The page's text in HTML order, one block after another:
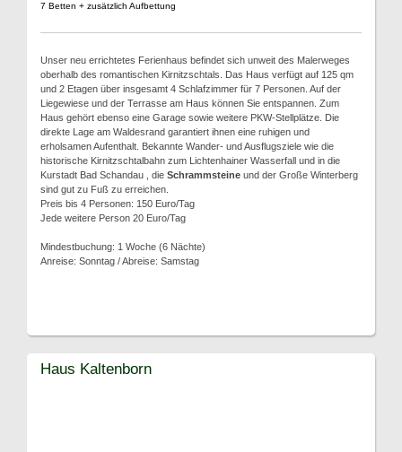
7 Betten + zusätzlich Aufbettung
Unser neu errichtetes Ferienhaus befindet sich unweit des Malerweges
oberhalb des romantischen Kirnitzschtals. Das Haus verfügt auf 125 qm
und 2 Etagen über insgesamt 4 Schlafzimmer für 7 Personen. Auf der
Liegewiese und der Terrasse am Haus können Sie entspannen. Zum
Haus gehört ebenso eine Garage sowie weitere PKW-Stellplätze. Die
direkte Lage am Waldesrand garantiert ihnen eine ruhigen und
erholsamen Aufenthalt. Bekannte Wander- und Ausflugsziele wie die
historische Kirnitzschtalbahn zum Lichtenhainer Wasserfall und in die
Kurstadt Bad Schandau , die Schrammsteine und der Große Winterberg
sind gut zu Fuß zu erreichen.
Preis bis 4 Personen: 150 Euro/Tag
Jede weitere Person 20 Euro/Tag
Mindestbuchung: 1 Woche (6 Nächte)
Anreise: Sonntag / Abreise: Samstag
Haus Kaltenborn